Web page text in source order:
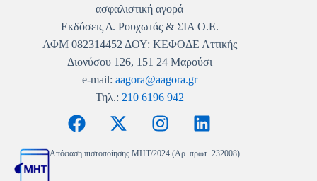
ασφαλιστική αγορά
Εκδόσεις Δ. Ρουχωτάς & ΣΙΑ Ο.Ε.
ΑΦΜ 082314452 ΔΟΥ: ΚΕΦΟΔΕ Αττικής
Διονύσου 126, 151 24 Μαρούσι
e-mail: aagora@aagora.gr
Τηλ.: 210 6196 942
Απόφαση πιστοποίησης MHT/2024 (Αρ. πρωτ. 232008)